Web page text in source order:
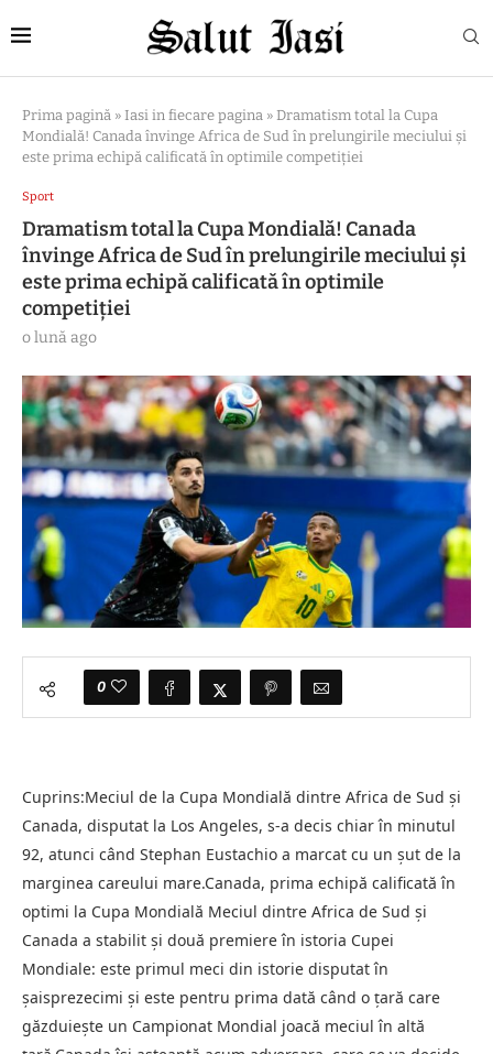
Prima pagină » Iasi in fiecare pagina » Dramatism total la Cupa
Mondială! Canada învinge Africa de Sud în prelungirile meciului și
este prima echipă calificată în optimile competiției
Sport
Dramatism total la Cupa Mondială! Canada
învinge Africa de Sud în prelungirile meciului și
este prima echipă calificată în optimile
competiției
o lună ago
0
Cuprins:Meciul de la Cupa Mondială dintre Africa de Sud și
Canada, disputat la Los Angeles, s-a decis chiar în minutul
92, atunci când Stephan Eustachio a marcat cu un șut de la
marginea careului mare.Canada, prima echipă calificată în
optimi la Cupa Mondială Meciul dintre Africa de Sud și
Canada a stabilit și două premiere în istoria Cupei
Mondiale: este primul meci din istorie disputat în
șaisprezecimi și este pentru prima dată când o țară care
găzduiește un Campionat Mondial joacă meciul în altă